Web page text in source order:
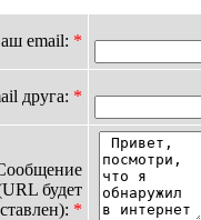
email: *
друга: *
будет
*